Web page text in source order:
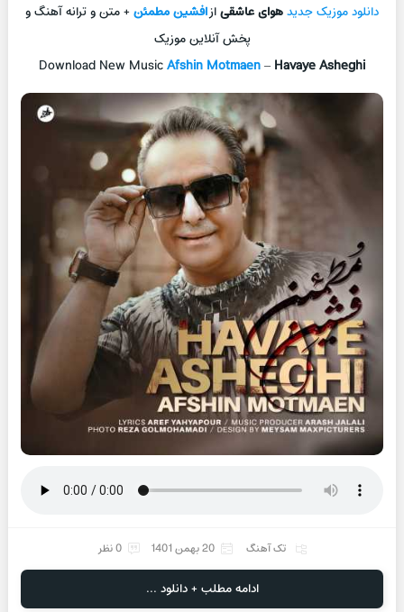
دانلود موزیک جديدهوای عاشقیازافشين مطمئن+ متن و ترانه آهنگ و
پخش آنلاين موزيک
Download New MusicAfshin Motmaen– Havaye Asheghi
تک آهنگ 20 بهمن 1401 0 نظر
ادامه مطلب + دانلود ...